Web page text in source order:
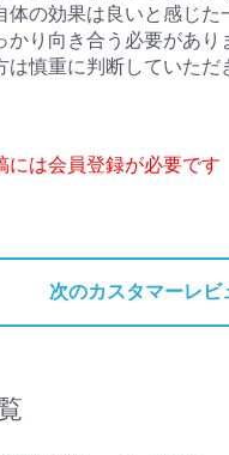
体の効果は良いと感じた
かり向き合う必要があり
は慎重に判断していただ
には会員登録が必要です
次のカスタマーレビ